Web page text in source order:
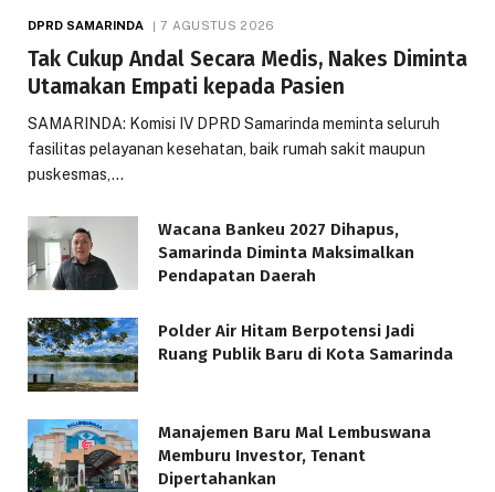
DPRD SAMARINDA 7 AGUSTUS 2026
Tak Cukup Andal Secara Medis, Nakes Diminta
Utamakan Empati kepada Pasien
SAMARINDA: Komisi IV DPRD Samarinda meminta seluruh
fasilitas pelayanan kesehatan, baik rumah sakit maupun
puskesmas,…
Wacana Bankeu 2027 Dihapus,
Samarinda Diminta Maksimalkan
Pendapatan Daerah
Polder Air Hitam Berpotensi Jadi
Ruang Publik Baru di Kota Samarinda
Manajemen Baru Mal Lembuswana
Memburu Investor, Tenant
Dipertahankan